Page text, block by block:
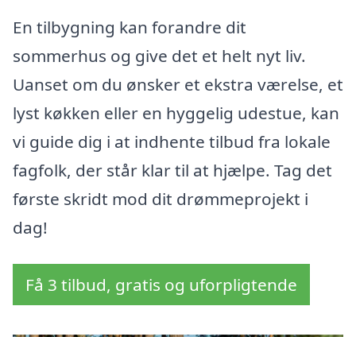
En tilbygning kan forandre dit
sommerhus og give det et helt nyt liv.
Uanset om du ønsker et ekstra værelse, et
lyst køkken eller en hyggelig udestue, kan
vi guide dig i at indhente tilbud fra lokale
fagfolk, der står klar til at hjælpe. Tag det
første skridt mod dit drømmeprojekt i
dag!
Få 3 tilbud, gratis og uforpligtende